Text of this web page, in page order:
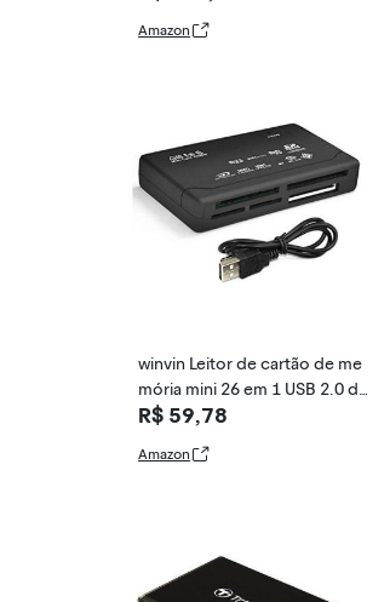
Amazon
winvin Leitor de cartão de me
mória mini 26 em 1 USB 2.0 de
alta velocidade para CF xD SD
R$ 59,78
Amazon